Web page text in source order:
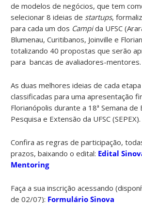
de modelos de negócios, que tem
selecionar 8 ideias de startups,
para cada um dos Campida UFSC
Blumenau, Curitibanos, Joinville e
totalizando 40 propostas que serão
para bancas de avaliadores-mentores.
As duas melhores ideias de cada
classificadas para uma apresentação
Florianópolis durante a 18ª Semana de
Pesquisa e Extensão da UFSC (SEPEX).
Confira as regras de participação,
prazos, baixando o edital: Edital
Mentoring
Faça a sua inscrição acessando
de 02/07): Formulário Sinova